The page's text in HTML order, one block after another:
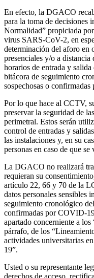
En efecto, la DGACO
para la toma de decisiones
Normalidad” propiciada
virus SARS-CoV-2, en
determinación del aforo en
presenciales y/o a distancia
horarios de entrada y
bitácora de seguimiento
sospechosas o
Por lo que hace al CCTV,
preservar la seguridad de
perimetral. Estos serán
control de entradas y
las instalaciones y, en su
personas en caso de que
La DGACO no realizará
requieran su
artículo 22, 66 y 70 de la
datos personales sensibles
seguimiento cronológico
confirmadas por COVID-
apartado concerniente a
párrafo, de los
actividades universitarias
19”.
Usted o su representante